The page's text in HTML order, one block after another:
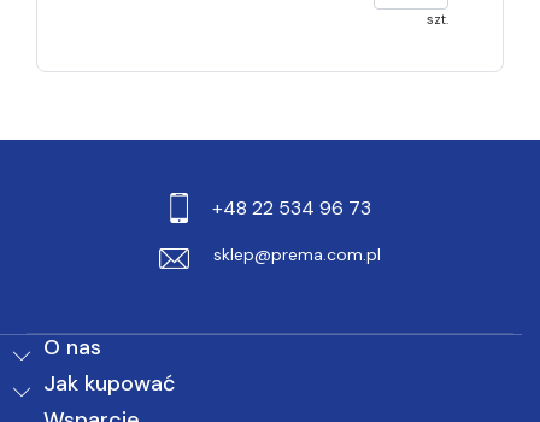
szt.
+48 22 534 96 73
sklep@prema.com.pl
O nas
Jak kupować